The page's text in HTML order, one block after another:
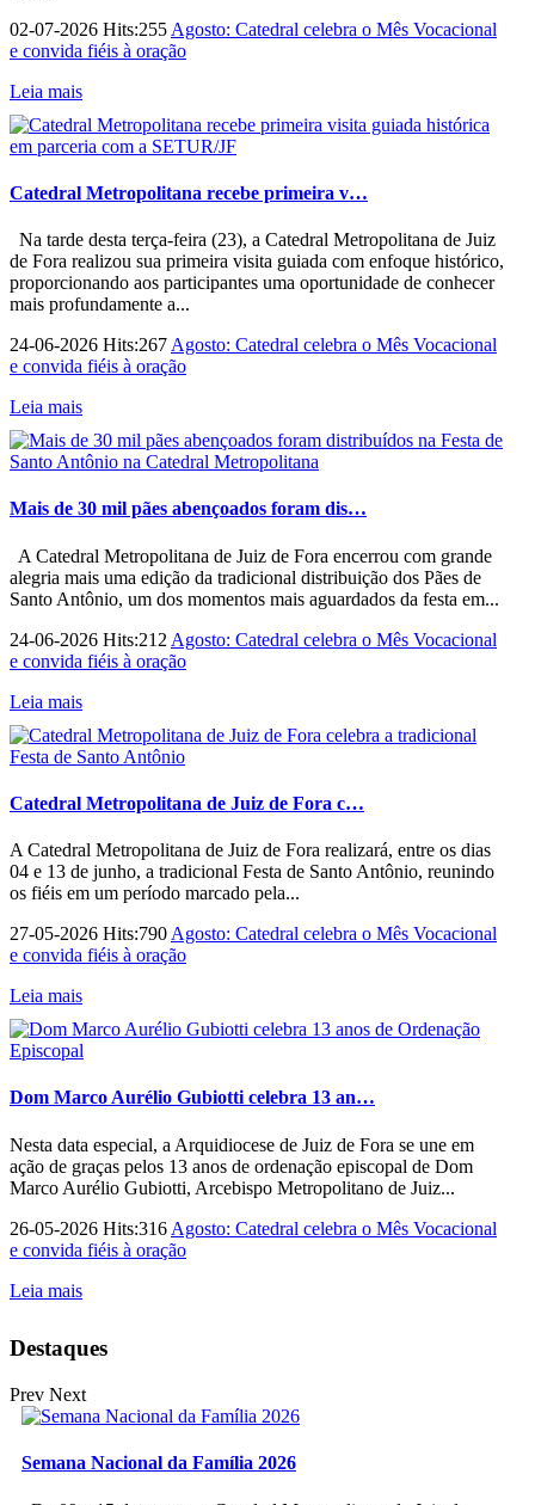
02-07-2026 Hits:255 Agosto: Catedral celebra o Mês Vocacional
e convida fiéis à oração
Leia mais
Catedral Metropolitana recebe primeira v…
Na tarde desta terça-feira (23), a Catedral Metropolitana de Juiz
de Fora realizou sua primeira visita guiada com enfoque histórico,
proporcionando aos participantes uma oportunidade de conhecer
mais profundamente a...
24-06-2026 Hits:267 Agosto: Catedral celebra o Mês Vocacional
e convida fiéis à oração
Leia mais
Mais de 30 mil pães abençoados foram dis…
A Catedral Metropolitana de Juiz de Fora encerrou com grande
alegria mais uma edição da tradicional distribuição dos Pães de
Santo Antônio, um dos momentos mais aguardados da festa em...
24-06-2026 Hits:212 Agosto: Catedral celebra o Mês Vocacional
e convida fiéis à oração
Leia mais
Catedral Metropolitana de Juiz de Fora c…
A Catedral Metropolitana de Juiz de Fora realizará, entre os dias
04 e 13 de junho, a tradicional Festa de Santo Antônio, reunindo
os fiéis em um período marcado pela...
27-05-2026 Hits:790 Agosto: Catedral celebra o Mês Vocacional
e convida fiéis à oração
Leia mais
Dom Marco Aurélio Gubiotti celebra 13 an…
Nesta data especial, a Arquidiocese de Juiz de Fora se une em
ação de graças pelos 13 anos de ordenação episcopal de Dom
Marco Aurélio Gubiotti, Arcebispo Metropolitano de Juiz...
26-05-2026 Hits:316 Agosto: Catedral celebra o Mês Vocacional
e convida fiéis à oração
Leia mais
Destaques
Prev Next
Semana Nacional da Família 2026